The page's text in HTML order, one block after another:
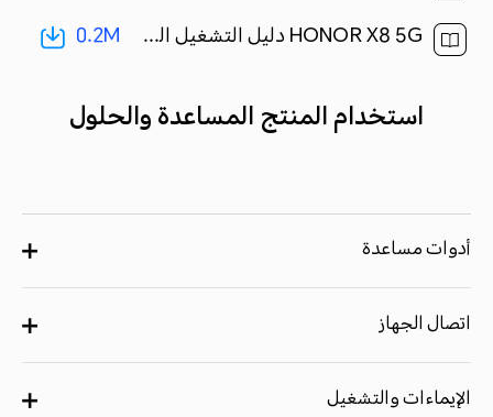
HONOR X8 5G دليل التشغيل السريع-(MagicUI 4.2_01,VNE-N41,ar)[ 0.2M ]
0.2M
استخدام المنتج المساعدة والحلول
أدوات مساعدة
اتصال الجهاز
الإيماءات والتشغيل